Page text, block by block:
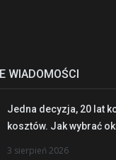
WIADOMOŚCI
Jedna decyzja, 20 lat
kosztów. Jak wybrać
3 sierpień 2026